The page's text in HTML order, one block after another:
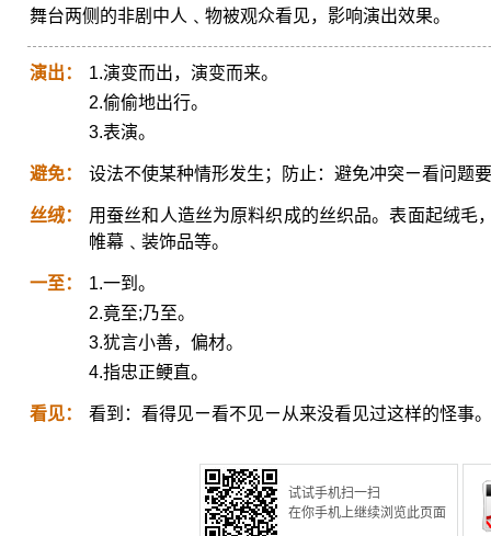
舞台两侧的非剧中人﹑物被观众看见，影响演出效果。
演出：
1.演变而出，演变而来。
2.偷偷地出行。
3.表演。
避免： 设法不使某种情形发生；防止：避免冲突ㄧ看问题
丝绒：
用蚕丝和人造丝为原料织成的丝织品。表面起绒毛
帷幕﹑装饰品等。
一至：
1.一到。
2.竟至;乃至。
3.犹言小善，偏材。
4.指忠正鲠直。
看见： 看到：看得见ㄧ看不见ㄧ从来没看见过这样的怪事。
试试手机扫一扫
在你手机上继续浏览此页面